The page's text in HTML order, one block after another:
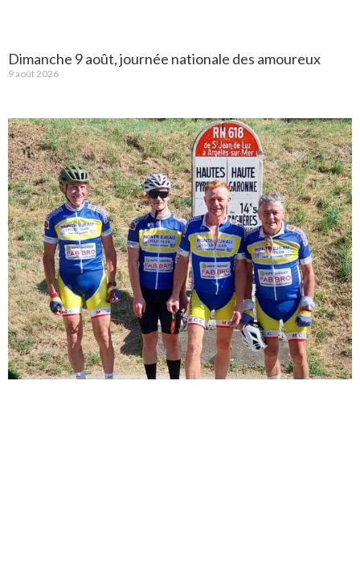
Dimanche 9 août, journée nationale des amoureux
9 août 2026